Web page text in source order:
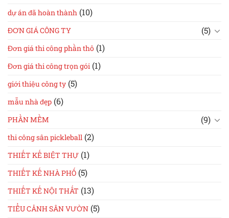
dự án đã hoàn thành (10)
ĐƠN GIÁ CÔNG TY (5)
Đơn giá thi công phần thô (1)
Đơn giá thi công trọn gói (1)
giới thiệu công ty (5)
mẫu nhà đẹp (6)
PHẦN MỀM (9)
thi công sân pickleball (2)
THIẾT KẾ BIỆT THỰ (1)
THIẾT KẾ NHÀ PHỐ (5)
THIẾT KẾ NỘI THẤT (13)
TIỂU CẢNH SÂN VƯỜN (5)